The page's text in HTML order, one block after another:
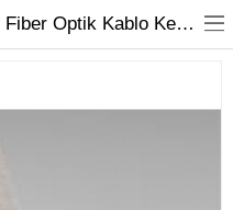
Fiber Optik Sıyırıcı 3 Dişli - Fiber Optik Kablo Kesici ...